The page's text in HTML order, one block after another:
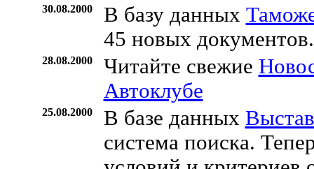
30.08.2000 В базу данных
45 новых документов.
28.08.2000 Читайте свежие
Автоклубе
25.08.2000 В базе данных
система поиска.